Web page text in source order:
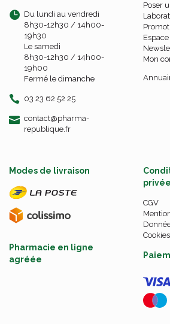
Du lundi au vendredi
8h30-12h30 / 14h00-
19h30
Le samedi
8h30-12h30 / 14h00-
19h00
Fermé le dimanche
03 23 62 52 25
contact-
@-
pharma-
republique.fr
Poser
Mon
Modes de livraison
Pharmacie en ligne
agréée
privée
CGV
Cookies